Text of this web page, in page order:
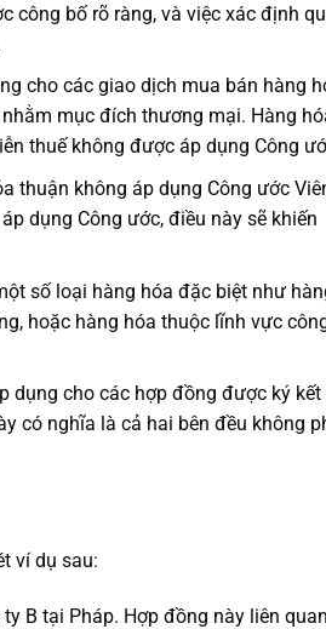
công bố rõ ràng, và việc xác định
cho các giao dịch mua bán hàng
nhằm mục đích thương mại. Hàng
thuế không được áp dụng Công
thuận không áp dụng Công ước
dụng Công ước, điều này sẽ khiến
số loại hàng hóa đặc biệt như
hoặc hàng hóa thuộc lĩnh vực
dụng cho các hợp đồng được ký kết
có nghĩa là cả hai bên đều không
ví dụ sau:
B tại Pháp. Hợp đồng này liên quan